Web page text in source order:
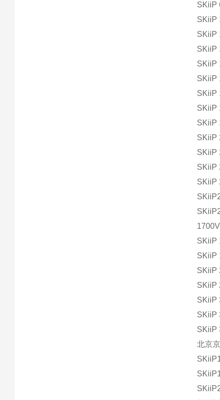
SKiiP
SKiiP
SKiiP
SKiiP
SKiiP
SKiiP
SKiiP
SKiiP
SKiiP
SKiiP
SKiiP
SKiiP
SKiiP
SKiiP
SKiiP
SKiiP
SKiiP
SKiiP
SKiiP
SKiiP
北京